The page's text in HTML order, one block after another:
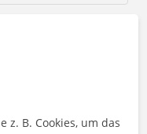
z. B. Cookies, um das